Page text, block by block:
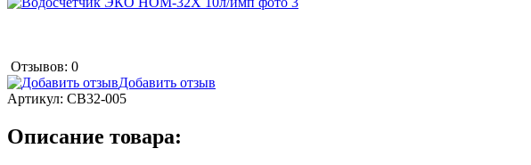
Отзывов: 0
Добавить отзыв
Артикул: СВ32-005
Описание товара: